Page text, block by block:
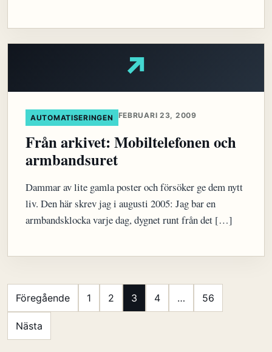
↗
AUTOMATISERINGEN FEBRUARI 23, 2009
Från arkivet: Mobiltelefonen och
armbandsuret
Dammar av lite gamla poster och försöker ge dem nytt
liv. Den här skrev jag i augusti 2005: Jag bar en
armbandsklocka varje dag, dygnet runt från det […]
Sidnumrering
för
inlägg
Föregående 1 2 3 4 … 56
Nästa